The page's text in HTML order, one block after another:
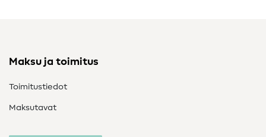
Maksu ja toimitus
Toimitustiedot
Maksutavat